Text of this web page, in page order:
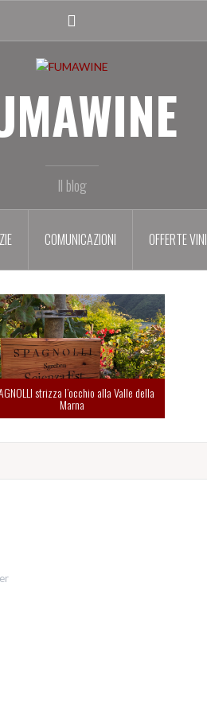
profile
Il blog
COMUNICAZIONI OFFERTE VINI
strizza l’occhio alla Valle della
Marna